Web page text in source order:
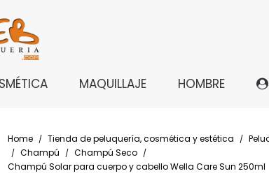
MAQUILLAJE HOMBRE
Home / Tienda de peluquería, cosmética y estética /
/ Champú / Champú Seco /
Champú Solar para cuerpo y cabello Wella Care Sun 250ml